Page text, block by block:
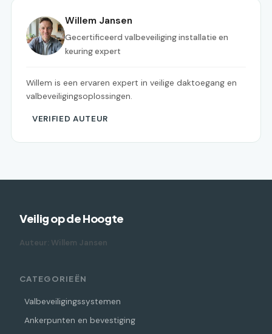
Willem Jansen
Gecertificeerd valbeveiliging installatie en
keuring expert
Willem is een ervaren expert in veilige daktoegang en
valbeveiligingsoplossingen.
VERIFIED AUTEUR
Veilig op de Hoogte
Auteur: Willem Jansen
CATEGORIEËN
Valbeveiligingssystemen
Ankerpunten en bevestiging